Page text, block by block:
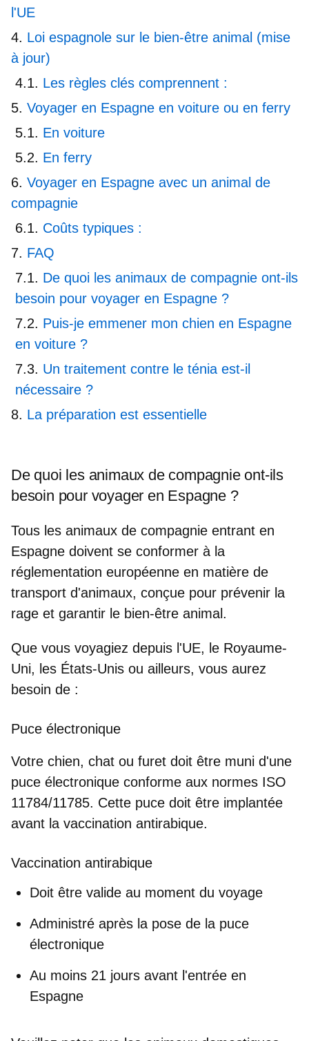
l'UE
Loi espagnole sur le bien-être animal (mise
à jour)
Les règles clés comprennent :
Voyager en Espagne en voiture ou en ferry
En voiture
En ferry
Voyager en Espagne avec un animal de
compagnie
Coûts typiques :
FAQ
De quoi les animaux de compagnie ont-ils
besoin pour voyager en Espagne ?
Puis-je emmener mon chien en Espagne
en voiture ?
Un traitement contre le ténia est-il
nécessaire ?
La préparation est essentielle
De quoi les animaux de compagnie ont-ils
besoin pour voyager en Espagne ?
Tous les animaux de compagnie entrant en
Espagne doivent se conformer à la
réglementation européenne en matière de
transport d'animaux, conçue pour prévenir la
rage et garantir le bien-être animal.
Que vous voyagiez depuis l'UE, le Royaume-
Uni, les États-Unis ou ailleurs, vous aurez
besoin de :
Puce électronique
Votre chien, chat ou furet doit être muni d'une
puce électronique conforme aux normes ISO
11784/11785. Cette puce doit être implantée
avant la vaccination antirabique.
Vaccination antirabique
Doit être valide au moment du voyage
Administré après la pose de la puce
électronique
Au moins 21 jours avant l'entrée en
Espagne